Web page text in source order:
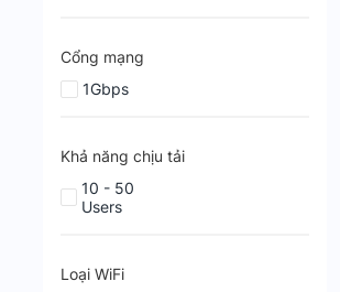
Cổng mạng
1Gbps
Khả năng chịu tải
10 - 50
Users
Loại WiFi